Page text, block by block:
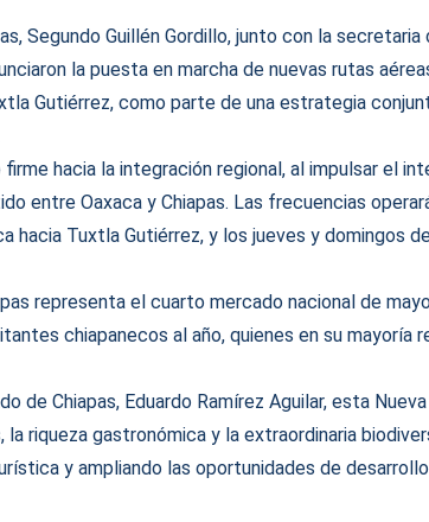
Segundo Guillén Gordillo, junto con la secretaria
la puesta en marcha de nuevas rutas
Gutiérrez, como parte de una estrategia
hacia la integración regional, al impulsar el
entre Oaxaca y Chiapas. Las frecuencias
hacia Tuxtla Gutiérrez, y los jueves y domingos
representa el cuarto mercado nacional de
chiapanecos al año, quienes en su mayoría
de Chiapas, Eduardo Ramírez Aguilar, esta
riqueza gastronómica y la extraordinaria
y ampliando las oportunidades de